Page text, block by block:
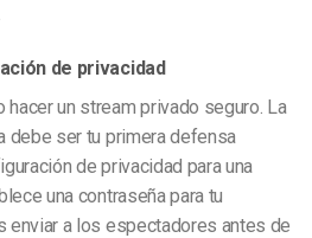
de privacidad
hacer un stream privado seguro. La
debe ser tu primera defensa
de privacidad para una
una contraseña para tu
enviar a los espectadores antes de